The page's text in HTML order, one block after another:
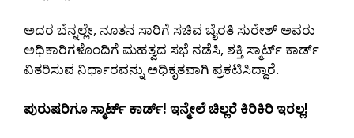
ಅದರ ಬೆನ್ನಲ್ಲೇ, ನೂತನ ಸಾರಿಗೆ ಸಚಿವ ಬೈರತಿ ಸುರೇಶ್ ಅವರು
ಅಧಿಕಾರಿಗಳೊಂದಿಗೆ ಮಹತ್ವದ ಸಭೆ ನಡೆಸಿ, ಶಕ್ತಿ ಸ್ಮಾರ್ಟ್ ಕಾರ್ಡ್
ವಿತರಿಸುವ ನಿರ್ಧಾರವನ್ನು ಅಧಿಕೃತವಾಗಿ ಪ್ರಕಟಿಸಿದ್ದಾರೆ.
ಪುರುಷರಿಗೂ ಸ್ಮಾರ್ಟ್ ಕಾರ್ಡ್! ಇನ್ಮೇಲೆ ಚಿಲ್ಲರೆ ಕಿರಿಕಿರಿ ಇರಲ್ಲ!